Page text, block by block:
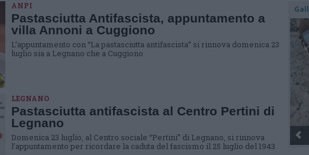
ANPI
Pastasciutta Antifascista, appuntamento a
villa Annoni a Cuggiono
L’appuntamento con “La pastasciutta antifascista” si rinnova domenica 23
luglio sia a Legnano che a Cuggiono
LEGNANO
Pastasciutta antifascista al Centro Pertini di
Legnano
Domenica 23 luglio, al Centro sociale “Pertini” di Legnano, si rinnova
l’appuntamento per ricordare la caduta del fascismo il 25 luglio del 1943